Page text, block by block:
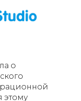
о
этому